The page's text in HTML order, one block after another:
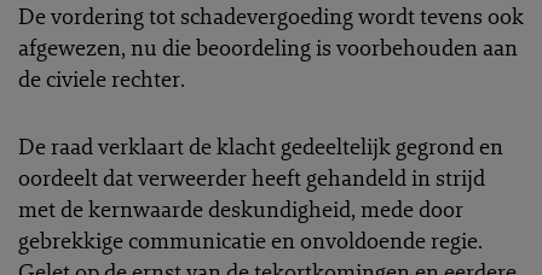
De vordering tot schadevergoeding wordt tevens ook
afgewezen, nu die beoordeling is voorbehouden aan
de civiele rechter.
De raad verklaart de klacht gedeeltelijk gegrond en
oordeelt dat verweerder heeft gehandeld in strijd
met de kernwaarde deskundigheid, mede door
gebrekkige communicatie en onvoldoende regie.